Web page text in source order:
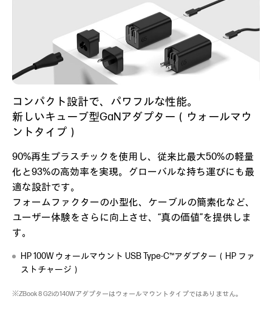
コンパクト設計で、パワフルな性能。
新しいキューブ型GaNアダプター （ウォールマウ
ントタイプ）
90%再生プラスチックを使用し、従来比最大50%の軽量
化と93%の高効率を実現。グローバルな持ち運びにも最
適な設計です。
フォームファクターの小型化、ケーブルの簡素化など、
ユーザー体験をさらに向上させ、“真の価値”を提供しま
す。
HP 100W ウォールマウント USB Type-C™アダプター（HP ファ
ストチャージ）
※ZBook 8 G2iの140Wアダプターはウォールマウントタイプではありません。